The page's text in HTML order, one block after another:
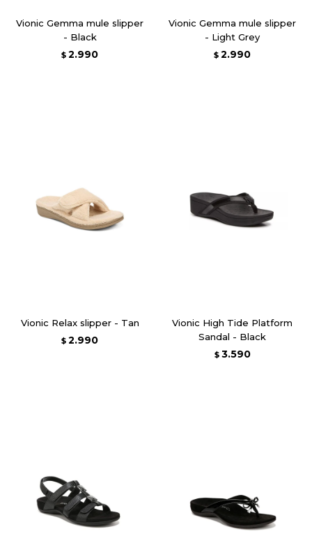
Vionic Gemma mule slipper
- Black
$ 2.990
Vionic Gemma mule slipper
- Light Grey
$ 2.990
Vionic Relax slipper - Tan
$ 2.990
Vionic High Tide Platform
Sandal - Black
$ 3.590